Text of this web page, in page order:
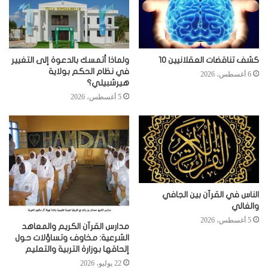
كشف تناقضات العقلانيين 10
6 أغسطس، 2026
ولماذا أتمسك بالدعوة إلى التغيير
في نظام الحكم بولاية
هيرشبيلي؟
5 أغسطس، 2026
الناس في القرآن بين الجافي
والغالي
5 أغسطس، 2026
مدارس القرآن الكريم والمعاهد
الشرعية: مخاوف وتساؤلات حول
إلحاقها بوزارة التربية والتعليم
22 يوليو، 2026